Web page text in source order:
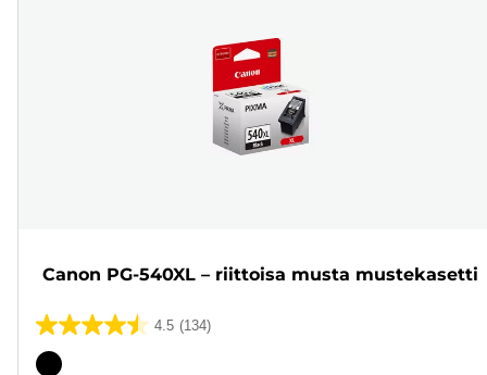
Canon PG-540XL – riittoisa musta mustekasetti
4.5 (134)
4.5/5
tähteä.
Värikasetti